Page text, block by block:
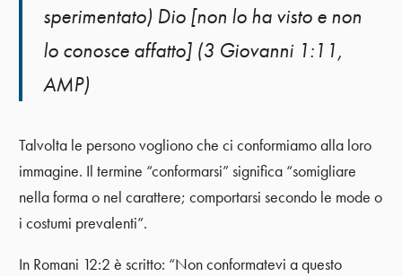
sperimentato) Dio [non lo ha visto e non
lo conosce affatto] (3 Giovanni 1:11,
AMP)
Talvolta le persono vogliono che ci conformiamo alla loro
immagine. Il termine “conformarsi” significa “somigliare
nella forma o nel carattere; comportarsi secondo le mode o
i costumi prevalenti”.
In Romani 12:2 è scritto: “Non conformatevi a questo